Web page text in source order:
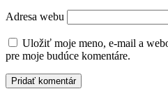
Adresa webu
Uložiť moje meno, e-mail a
pre moje budúce komentáre.